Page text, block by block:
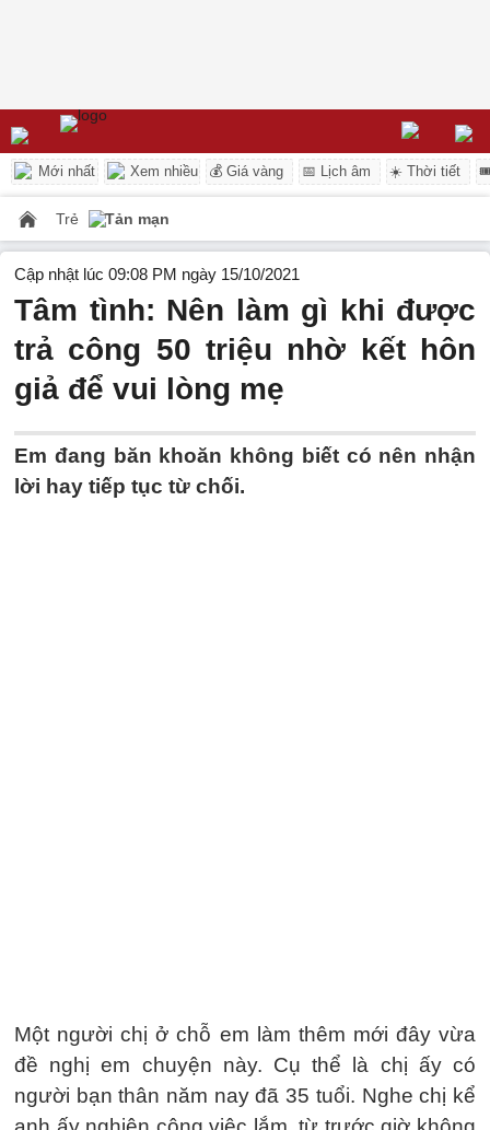
Mới nhất Xem nhiều 💰 Giá vàng 📅 Lịch âm ☀️ Thời tiết
Trẻ Tản mạn
Cập nhật lúc 09:08 PM ngày 15/10/2021
Tâm tình: Nên làm gì khi được
trả công 50 triệu nhờ kết hôn
giả để vui lòng mẹ
Em đang băn khoăn không biết có nên nhận
lời hay tiếp tục từ chối.
Một người chị ở chỗ em làm thêm mới đây vừa
đề nghị em chuyện này. Cụ thể là chị ấy có
người bạn thân năm nay đã 35 tuổi. Nghe chị kể